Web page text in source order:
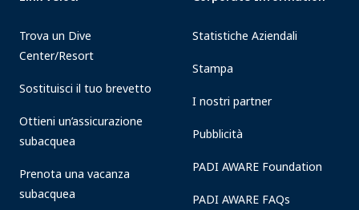
Trova un Dive
Center/Resort
Sostituisci il tuo brevetto
Ottieni un’assicurazione
subacquea
Prenota una vacanza
subacquea
Statistiche Aziendali
Stampa
I nostri partner
Pubblicità
PADI AWARE Foundation
PADI AWARE FAQs